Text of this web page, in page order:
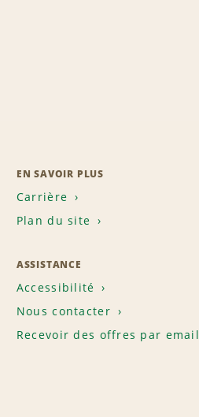
EN SAVOIR PLUS
Carrière
Plan du site
ASSISTANCE
Accessibilité
Nous contacter
Recevoir des offres par email